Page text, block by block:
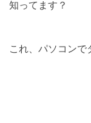
知ってます？
これ、パソコンで